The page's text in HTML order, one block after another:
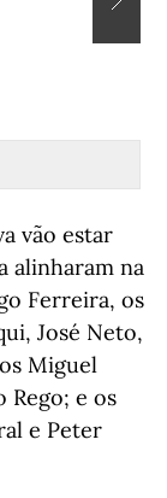
vão estar
alinharam na
Ferreira, os
José Neto,
Miguel
Rego; e os
e Peter